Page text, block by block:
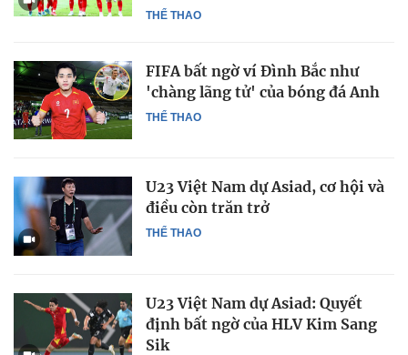
THỂ THAO
THỂ THAO
FIFA bất ngờ ví Đình Bắc như
'chàng lãng tử' của bóng đá Anh
THỂ THAO
U23 Việt Nam dự Asiad, cơ hội và
điều còn trăn trở
U23 Việt Nam dự Asiad: Quyết
định bất ngờ của HLV Kim Sang
Sik